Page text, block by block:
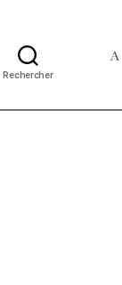
Rechercher